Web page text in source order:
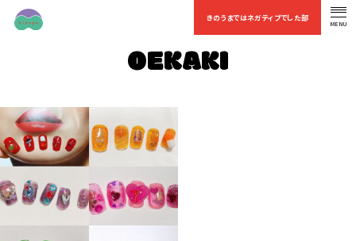
きのうまではネガティブでした部
OFFICIAL FAN CLUB
MENU
OEKAKI